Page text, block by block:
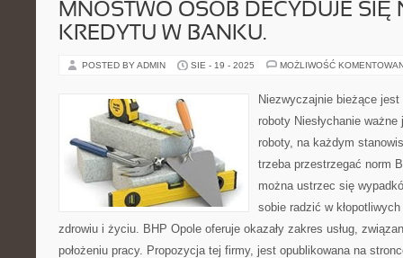
MNÓSTWO OSÓB DECYDUJE SIĘ
KREDYTU W BANKU.
POSTED BY ADMIN SIE - 19 - 2025 MOŻLIWOŚĆ
Niezwyczajnie bieżące
roboty Niesłychanie
roboty, na każdym
trzeba przestrzegać norm
można ustrzec się
sobie radzić w
zdrowiu i życiu. BHP Opole oferuje okazały zakres usług,
położeniu pracy. Propozycja tej firmy, jest opublikowana na